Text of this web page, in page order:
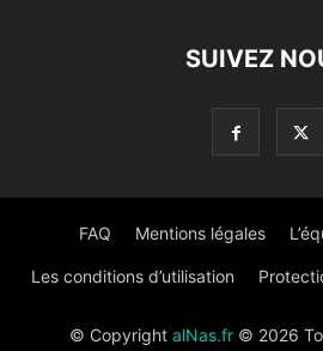
SUIVEZ
FAQ Mentions légales
Les conditions d’utilisation
© Copyright alNas.fr© 2026